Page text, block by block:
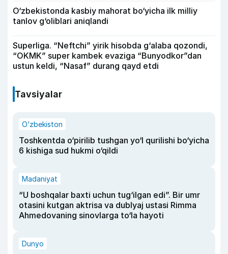
O‘zbekistonda kasbiy mahorat bo‘yicha ilk milliy
tanlov g‘oliblari aniqlandi
Superliga. “Neftchi” yirik hisobda g‘alaba qozondi,
“OKMK” super kambek evaziga “Bunyodkor”dan
ustun keldi, “Nasaf” durang qayd etdi
Tavsiyalar
O‘zbekiston
Toshkentda o‘pirilib tushgan yo‘l qurilishi bo‘yicha
6 kishiga sud hukmi o‘qildi
Madaniyat
“U boshqalar baxti uchun tug‘ilgan edi”. Bir umr
otasini kutgan aktrisa va dublyaj ustasi Rimma
Ahmedovaning sinovlarga to‘la hayoti
Dunyo